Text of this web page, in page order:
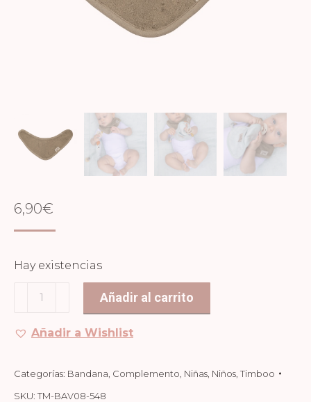
6,90€
Hay existencias
Bandana
Green
Añadir al carrito
Añadir a Wishlist
Categorías: Bandana Complemento Niñas Niños Timboo
SKU: TM-BAV08-548